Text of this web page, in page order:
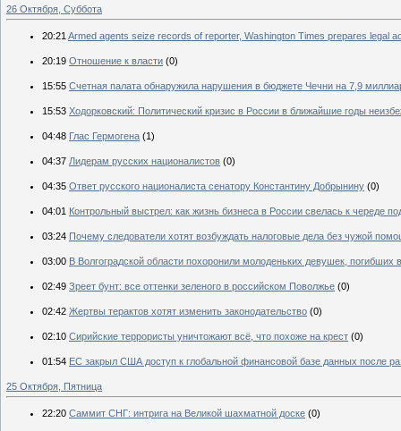
26 Октября, Суббота
20:21 Armed agents seize records of reporter, Washington Times prepares legal
20:19 Отношение к власти (0)
15:55 Счетная палата обнаружила нарушения в бюджете Чечни на 7,9
15:53 Ходорковский: Политический кризис в России в ближайшие годы
04:48 Глас Гермогена (1)
04:37 Лидерам русских националистов (0)
04:35 Ответ русского националиста сенатору Константину Добрынину (0)
04:01 Контрольный выстрел: как жизнь бизнеса в России свелась к череде
03:24 Почему следователи хотят возбуждать налоговые дела без чужой
03:00 В Волгоградской области похоронили молоденьких девушек, погибших
02:49 Зреет бунт: все оттенки зеленого в российском Поволжье (0)
02:42 Жертвы терактов хотят изменить законодательство (0)
02:10 Сирийские террористы уничтожают всё, что похоже на крест (0)
01:54 ЕС закрыл США доступ к глобальной финансовой базе данных после
25 Октября, Пятница
22:20 Саммит СНГ: интрига на Великой шахматной доске (0)